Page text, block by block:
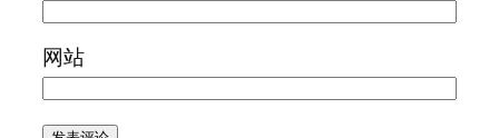
网站